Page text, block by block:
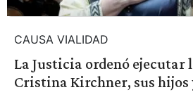
CAUSA VIALIDAD
La Justicia ordenó ejecutar
Cristina Kirchner, sus hijos